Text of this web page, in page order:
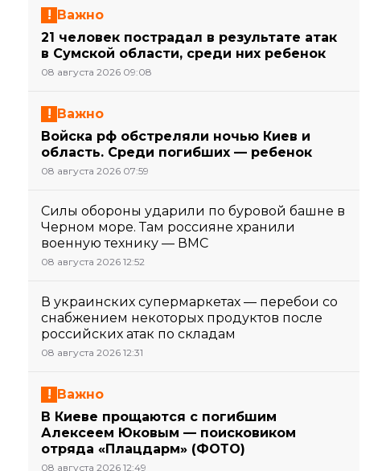
Важно
21 человек пострадал в результате атак
в Сумской области, среди них ребенок
08 августа 2026 09:08
Важно
Войска рф обстреляли ночью Киев и
область. Среди погибших — ребенок
08 августа 2026 07:59
Силы обороны ударили по буровой башне в
Черном море. Там россияне хранили
военную технику — ВМС
08 августа 2026 12:52
В украинских супермаркетах — перебои со
снабжением некоторых продуктов после
российских атак по складам
08 августа 2026 12:31
Важно
В Киеве прощаются с погибшим
Алексеем Юковым — поисковиком
отряда «Плацдарм» (ФОТО)
08 августа 2026 12:49